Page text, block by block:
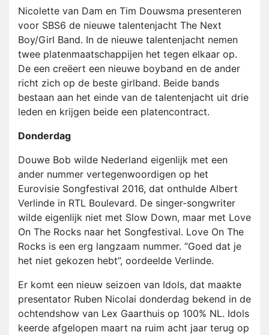
Nicolette van Dam en Tim Douwsma presenteren
voor SBS6 de nieuwe talentenjacht The Next
Boy/Girl Band. In de nieuwe talentenjacht nemen
twee platenmaatschappijen het tegen elkaar op.
De een creëert een nieuwe boyband en de ander
richt zich op de beste girlband. Beide bands
bestaan aan het einde van de talentenjacht uit drie
leden en krijgen beide een platencontract.
Donderdag
Douwe Bob wilde Nederland eigenlijk met een
ander nummer vertegenwoordigen op het
Eurovisie Songfestival 2016, dat onthulde Albert
Verlinde in RTL Boulevard. De singer-songwriter
wilde eigenlijk niet met Slow Down, maar met Love
On The Rocks naar het Songfestival. Love On The
Rocks is een erg langzaam nummer. “Goed dat je
het niet gekozen hebt”, oordeelde Verlinde.
Er komt een nieuw seizoen van Idols, dat maakte
presentator Ruben Nicolai donderdag bekend in de
ochtendshow van Lex Gaarthuis op 100% NL. Idols
keerde afgelopen maart na ruim acht jaar terug op